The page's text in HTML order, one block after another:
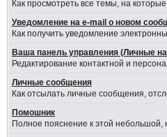
Как просмотреть все темы, на
Уведомление на е-mail о новом
Как получить уведомление
Ваша панель управления (Личные
Редактирование контактной и
Личные сообщения
Как отсылать личные сообщения,
Помошник
Полное пояснение к этой небольшой,